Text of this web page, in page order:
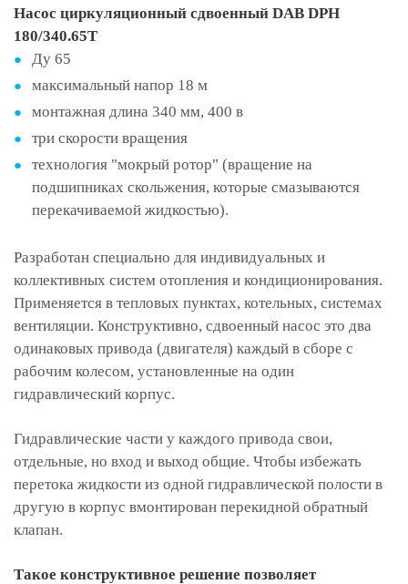
Насос циркуляционный сдвоенный DAB DPH
180/340.65T
Ду 65
максимальный напор 18 м
монтажная длина 340 мм, 400 в
три скорости вращения
технология "мокрый ротор" (вращение на
подшипниках скольжения, которые смазываются
перекачиваемой жидкостью).
Разработан специально для индивидуальных и
коллективных систем отопления и кондиционирования.
Применяется в тепловых пунктах, котельных, системах
вентиляции. Конструктивно, сдвоенный насос это два
одинаковых привода (двигателя) каждый в сборе с
рабочим колесом, установленные на один
гидравлический корпус.
Гидравлические части у каждого привода свои,
отдельные, но вход и выход общие. Чтобы избежать
перетока жидкости из одной гидравлической полости в
другую в корпус вмонтирован перекидной обратный
клапан.
Такое конструктивное решение позволяет